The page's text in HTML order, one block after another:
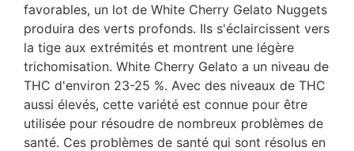
favorables, un lot de White Cherry Gelato Nuggets
produira des verts profonds. Ils s'éclaircissent vers
la tige aux extrémités et montrent une légère
trichomisation. White Cherry Gelato a un niveau de
THC d'environ 23-25 ​​%. Avec des niveaux de THC
aussi élevés, cette variété est connue pour être
utilisée pour résoudre de nombreux problèmes de
santé. Ces problèmes de santé qui sont résolus en